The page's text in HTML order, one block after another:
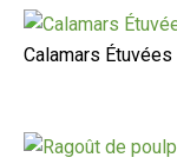
Calamars Étuvées